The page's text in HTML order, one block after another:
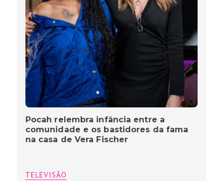
Pocah relembra infância entre a
comunidade e os bastidores da fama
na casa de Vera Fischer
TELEVISÃO